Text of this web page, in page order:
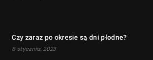
Czy zaraz po okresie są dni płodne?
8 stycznia, 2023